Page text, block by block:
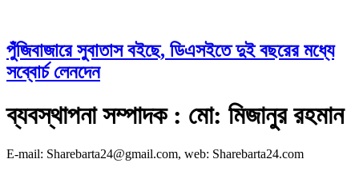
পুঁজিবাজারে সুবাতাস বইছে, ডিএসইতে দুই বছরের মধ্যে
সব্বোর্চ লেনদেন
ব্যবস্থাপনা সম্পাদক : মো: মিজানুর রহমান
E-mail: Sharebarta24@gmail.com, web: Sharebarta24.com